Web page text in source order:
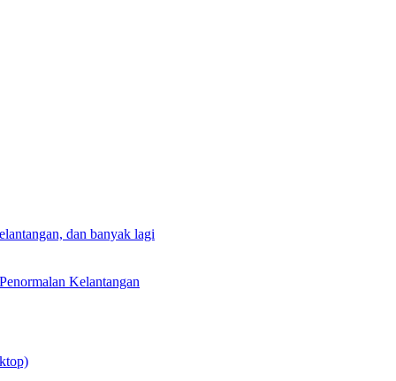
dan banyak lagi
Kelantangan